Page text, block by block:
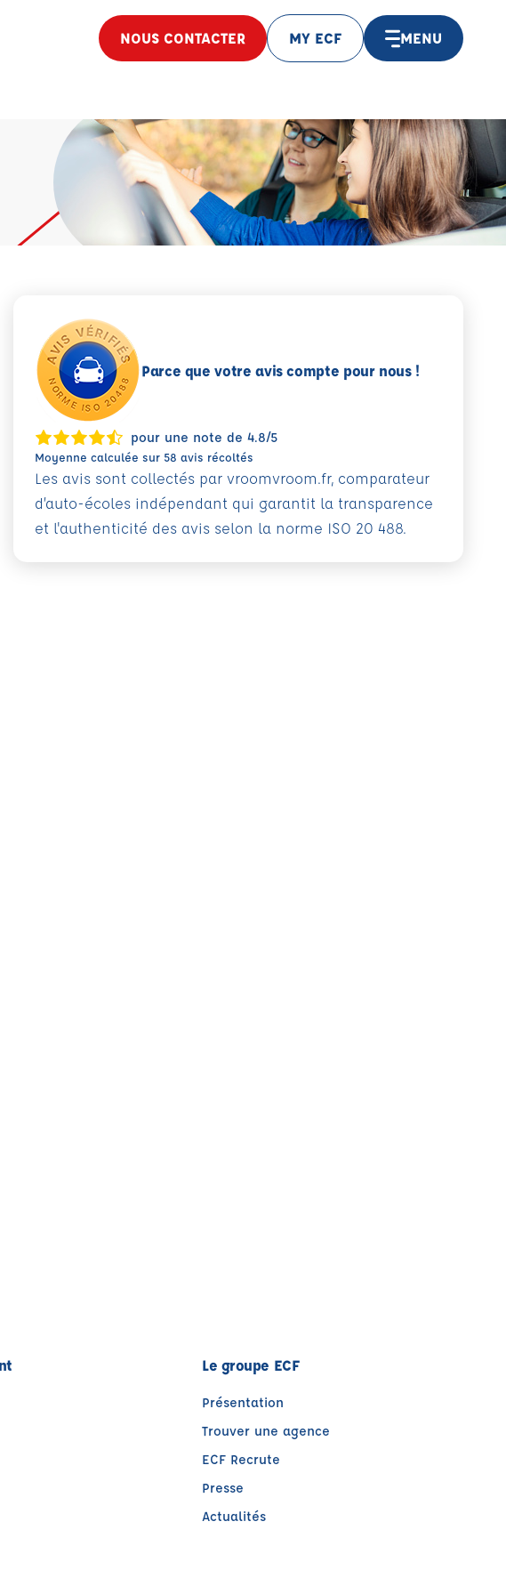
NOUS CONTACTER MY ECF MENU
Parce que votre avis compte pour nous !
pour une note de 4.8/5
Moyenne calculée sur 58 avis récoltés
Les avis sont collectés par vroomvroom.fr, comparateur
d’auto-écoles indépendant qui garantit la transparence
et l'authenticité des avis selon la norme ISO 20 488.
Le groupe ECF
Présentation
Trouver une agence
ECF Recrute
Presse
Actualités
fenêtre)
fenêtre)
fenêtre)